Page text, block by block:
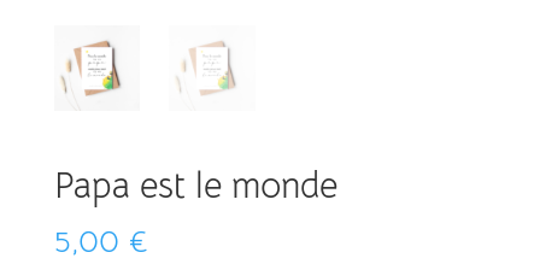
Papa est le monde
5,00 €